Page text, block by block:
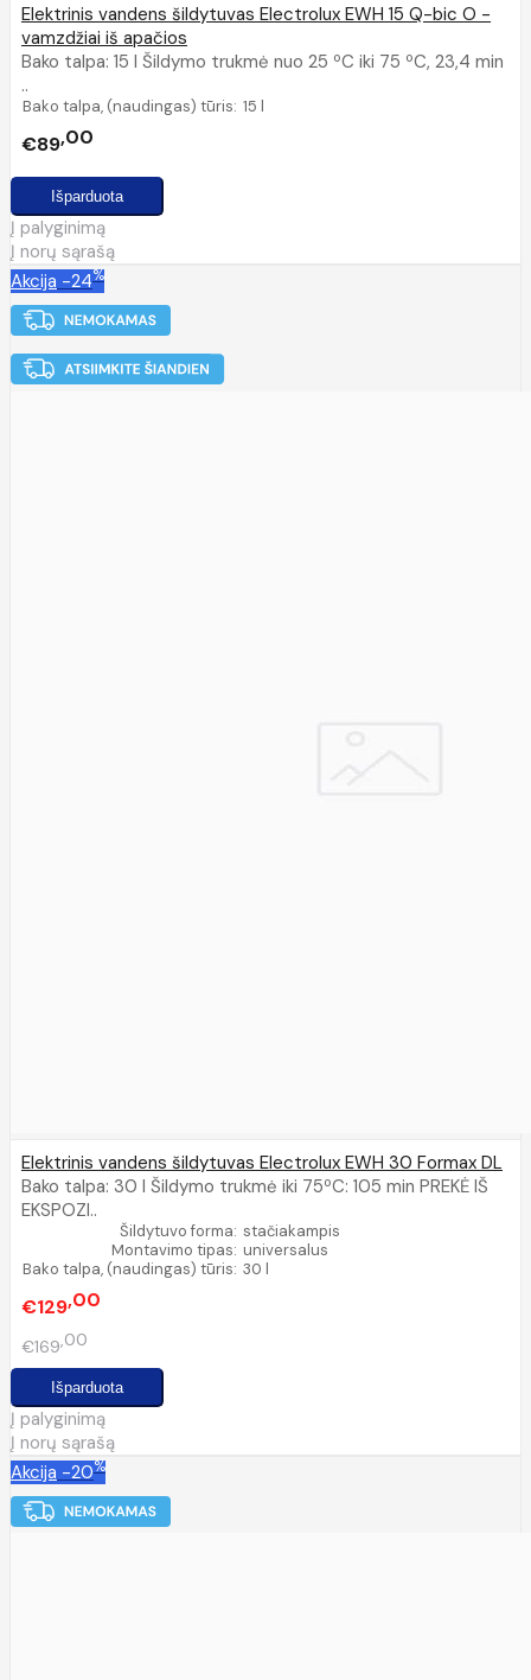
Elektrinis vandens šildytuvas Electrolux EWH 15 Q-bic O -
vamzdžiai iš apačios
Bako talpa: 15 l Šildymo trukmė nuo 25 ºC iki 75 ºC, 23,4 min
..
Bako talpa, (naudingas) tūris: 15 l
€89 00
Į palyginimą
Į norų sąrašą
Akcija -24%
Elektrinis vandens šildytuvas Electrolux EWH 30 Formax DL
Bako talpa: 30 l Šildymo trukmė iki 75ºC: 105 min PREKĖ IŠ
EKSPOZI..
Šildytuvo forma: stačiakampis
Montavimo tipas: universalus
Bako talpa, (naudingas) tūris: 30 l
€129 00
€169 00
Į palyginimą
Į norų sąrašą
Akcija -20%